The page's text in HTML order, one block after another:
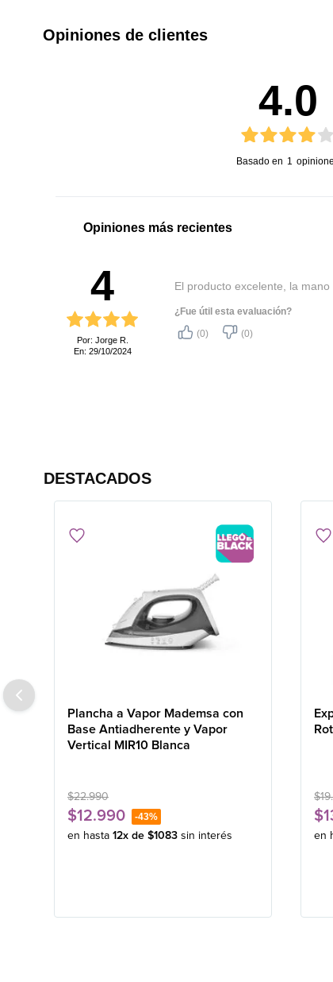
Opiniones de clientes
4.0
Basado en 1
Opiniones más recientes
4
Por: Jorge R.
En: 29/10/2024
El producto excelente, la
¿Fue útil esta evaluación?
(0)
(0)
DESTACADOS
Plancha a Vapor Mademsa con
Base Antiadherente y Vapor
Vertical MIR10 Blanca
$22.990
$12.990 -43%
en hasta 12x de $1083 sin interés
$19.
$
en